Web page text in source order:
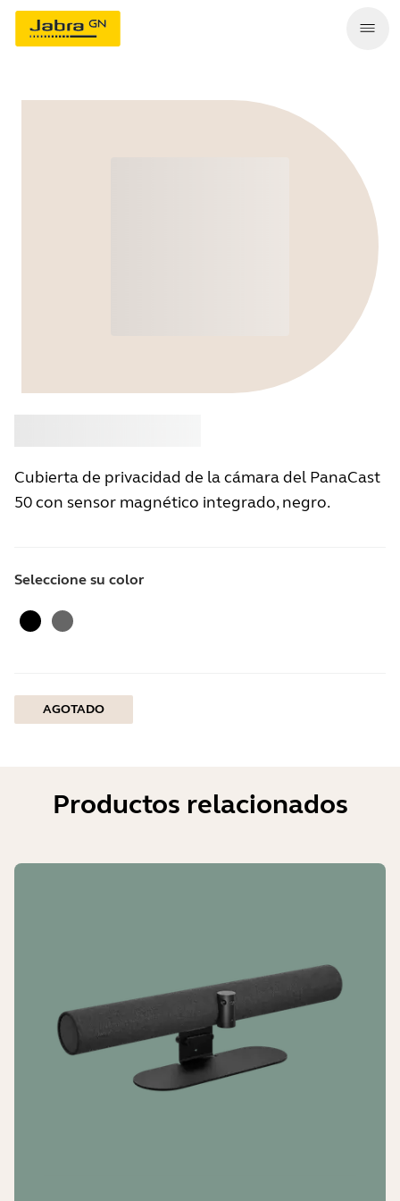
Cubierta de privacidad de la cámara del PanaCast
50 con sensor magnético integrado, negro.
Seleccione su color
Negrogris
AGOTADO
Productos relacionados